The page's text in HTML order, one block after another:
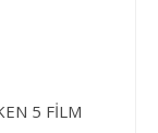
5 FİLM